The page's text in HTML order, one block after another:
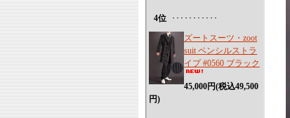
4位
･･･････････
ズートスーツ・zoot
suit ペンシルストラ
イプ #0560 ブラック
45,000円(税込49,500
円)